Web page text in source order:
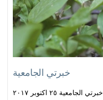
خبرتي الجامعية
خبرتي الجامعية ٢٥ اكتوبر ٢٠١٧